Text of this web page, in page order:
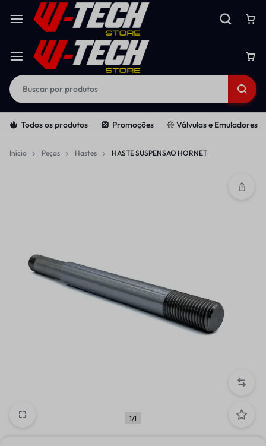
Todos os produtos Promoções 𑁍 Válvulas e Emuladores
Início Peças Hastes HASTE SUSPENSAO HORNET
1/1